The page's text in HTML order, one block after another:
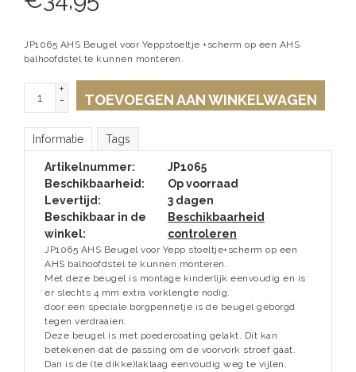
JP1065 AHS Beugel voor Yeppstoeltje +scherm op een AHS
balhoofdstel te kunnen monteren.
+
-
TOEVOEGEN AAN WINKELWAGEN
Informatie Tags
Artikelnummer:
JP1065
Beschikbaarheid:
Op voorraad
Levertijd:
3 dagen
Beschikbaar in de
winkel:
Beschikbaarheid
controleren
JP1065 AHS Beugel voor Yepp stoeltje+scherm op een
AHS balhoofdstel te kunnen monteren.
Met deze beugel is montage kinderlijk eenvoudig en is
er slechts 4 mm extra vorklengte nodig.
door een speciale borgpennetje is de beugel geborgd
tegen verdraaien.
Deze beugel is met poedercoating gelakt. Dit kan
betekenen dat de passing om de voorvork stroef gaat.
Dan is de (te dikke)laklaag eenvoudig weg te vijlen.